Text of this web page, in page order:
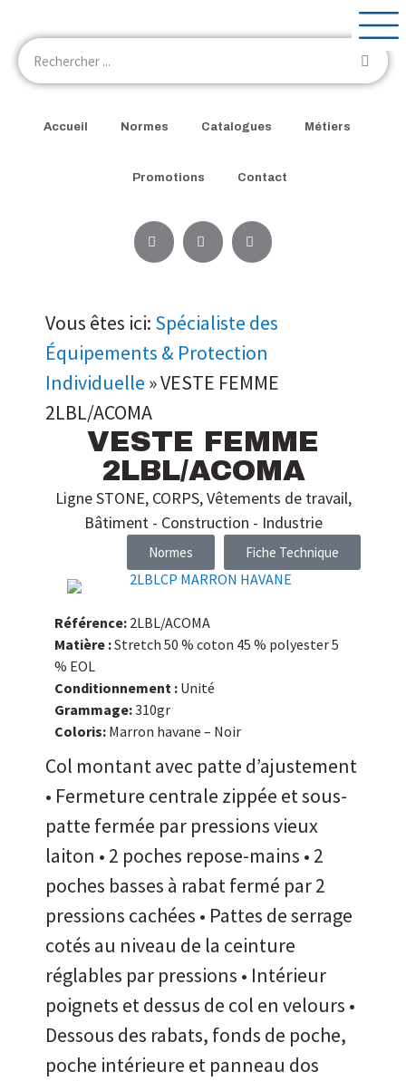
Accueil Normes Catalogues Métiers
Promotions Contact
Vous êtes ici: Spécialiste des
Équipements & Protection
Individuelle »VESTE FEMME
2LBL/ACOMA
VESTE FEMME
2LBL/ACOMA
Ligne STONE, CORPS,Vêtements de travail,
Bâtiment - Construction - Industrie
Normes Fiche Technique
Référence: 2LBL/ACOMA
Matière :Stretch 50 % coton 45 % polyester 5
% EOL
Conditionnement : Unité
Grammage:310gr
Coloris: Marron havane – Noir
Col montant avec patte d’ajustement
• Fermeture centrale zippée et sous-
patte fermée par pressions vieux
laiton • 2 poches repose-mains • 2
poches basses à rabat fermé par 2
pressions cachées • Pattes de serrage
cotés au niveau de la ceinture
réglables par pressions • Intérieur
poignets et dessus de col en velours •
Dessous des rabats, fonds de poche,
poche intérieure et panneau dos